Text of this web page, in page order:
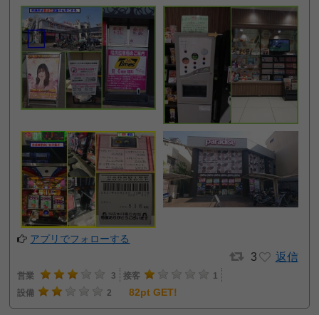
アプリでフォローする
3 返信
営業 3 接客
1
設備
2 82pt GET!